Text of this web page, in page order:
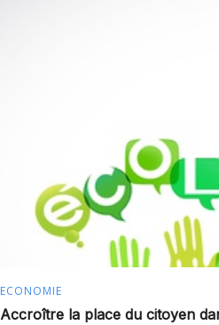
ECONOMIE
Accroître la place du citoyen